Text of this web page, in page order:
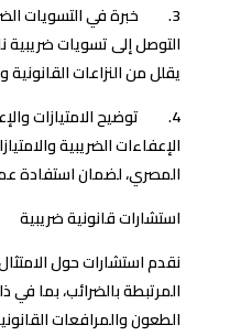
3. خبرة في التسويات
التوصل إلى تسويات ضريبية
يقلل من النزاعات القانونية
4. توضيح الامتيازات
الإعفاءات الضريبية
المصري، لضمان استفادة
استشارات قانونية ضريبية
نقدم استشارات حول
المرتبطة بالضرائب، بما
الطعون والمرافعات